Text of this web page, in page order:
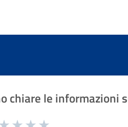
chiare le informazioni
la pagina